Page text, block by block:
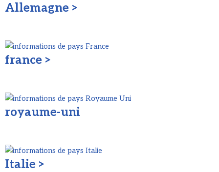
Allemagne >
france >
royaume-uni
Italie >